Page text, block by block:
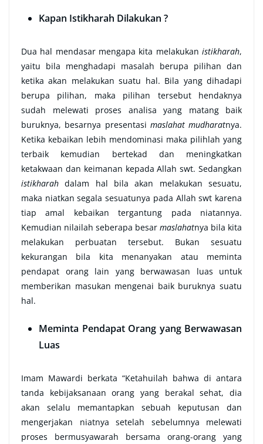
Kapan Istikharah Dilakukan ?
Dua hal mendasar mengapa kita melakukan istikharah,
yaitu bila menghadapi masalah berupa pilihan dan
ketika akan melakukan suatu hal. Bila yang dihadapi
berupa pilihan, maka pilihan tersebut hendaknya
sudah melewati proses analisa yang matang baik
buruknya, besarnya presentasi maslahat mudharatnya.
Ketika kebaikan lebih mendominasi maka pilihlah yang
terbaik kemudian bertekad dan meningkatkan
ketakwaan dan keimanan kepada Allah swt. Sedangkan
istikharah dalam hal bila akan melakukan sesuatu,
maka niatkan segala sesuatunya pada Allah swt karena
tiap amal kebaikan tergantung pada niatannya.
Kemudian nilailah seberapa besar maslahatnya bila kita
melakukan perbuatan tersebut. Bukan sesuatu
kekurangan bila kita menanyakan atau meminta
pendapat orang lain yang berwawasan luas untuk
memberikan masukan mengenai baik buruknya suatu
hal.
Meminta Pendapat Orang yang Berwawasan
Luas
Imam Mawardi berkata “Ketahuilah bahwa di antara
tanda kebijaksanaan orang yang berakal sehat, dia
akan selalu memantapkan sebuah keputusan dan
mengerjakan niatnya setelah sebelumnya melewati
proses bermusyawarah bersama orang-orang yang